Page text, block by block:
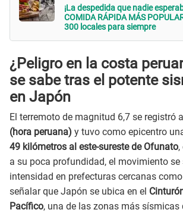
¡La despedida que nadie
COMIDA RÁPIDA MÁS
300 locales para siempre
¿Peligro en la costa
se sabe tras el potente
en Japón
El terremoto de magnitud 6,7 se registró
(hora peruana) y tuvo como epicentro
49 kilómetros al este-sureste de Ofunato
a su poca profundidad, el movimiento
intensidad en prefecturas cercanas
señalar que Japón se ubica en el
Pacífico, una de las zonas más sísmicas